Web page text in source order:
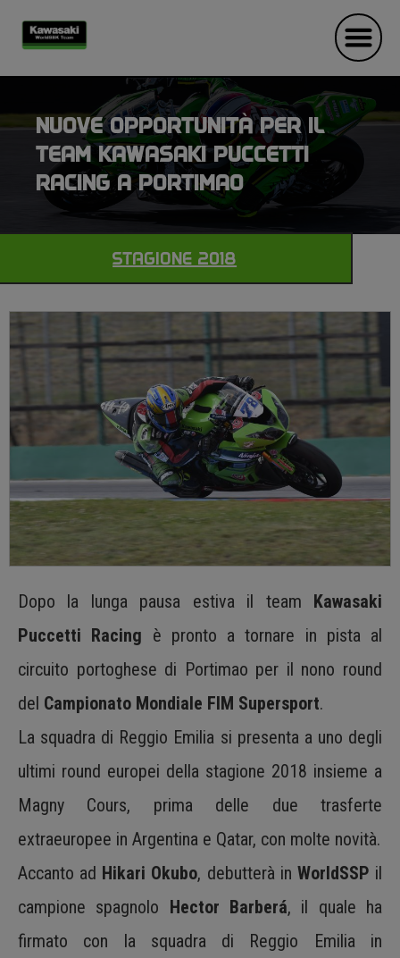
NUOVE OPPORTUNITÀ PER IL
TEAM KAWASAKI PUCCETTI
RACING A PORTIMAO
STAGIONE 2018
Dopo la lunga pausa estiva il team Kawasaki
Puccetti Racing è pronto a tornare in pista al
circuito portoghese di Portimao per il nono round
del Campionato Mondiale FIM Supersport.
La squadra di Reggio Emilia si presenta a uno degli
ultimi round europei della stagione 2018 insieme a
Magny Cours, prima delle due trasferte
extraeuropee in Argentina e Qatar, con molte novità.
Accanto ad Hikari Okubo, debutterà in WorldSSP il
campione spagnolo Hector Barberá, il quale ha
firmato con la squadra di Reggio Emilia in